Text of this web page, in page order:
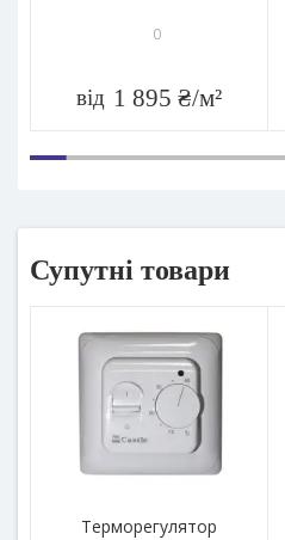
0
від 1 895 ₴/м²
Супутні товари
Терморегулятор